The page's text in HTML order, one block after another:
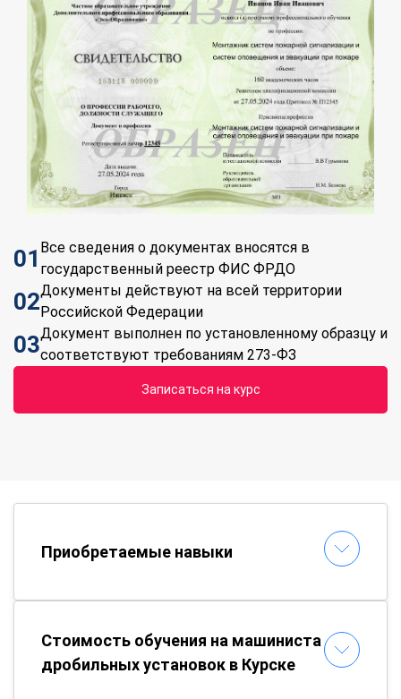
01 Все сведения о документах вносятся в
государственный реестр ФИС ФРДО
02Документы действуют на всей территории
Российской Федерации
03Документ выполнен по установленному образцу и
соответствуют требованиям 273-ФЗ
Записаться на курс
Приобретаемые навыки
Стоимость обучения на машиниста
дробильных установок в Курске